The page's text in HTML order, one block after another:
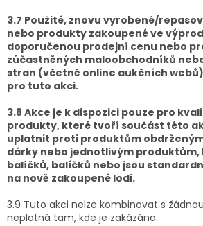
3.7 Použité, znovu vyrobené/
nebo produkty zakoupené ve
doporučenou prodejní cenu nebo
zúčastněných maloobchodníků
stran (včetně online aukčních
pro tuto akci.
3.8 Akce je k dispozici pouze pro
produkty, které tvoří součást této
uplatnit proti produktům
dárky nebo jednotlivým produktům,
balíčků, balíčků nebo jsou
na nově zakoupené lodi.
3.9 Tuto akci nelze kombinovat s
neplatná tam, kde je zakázána.